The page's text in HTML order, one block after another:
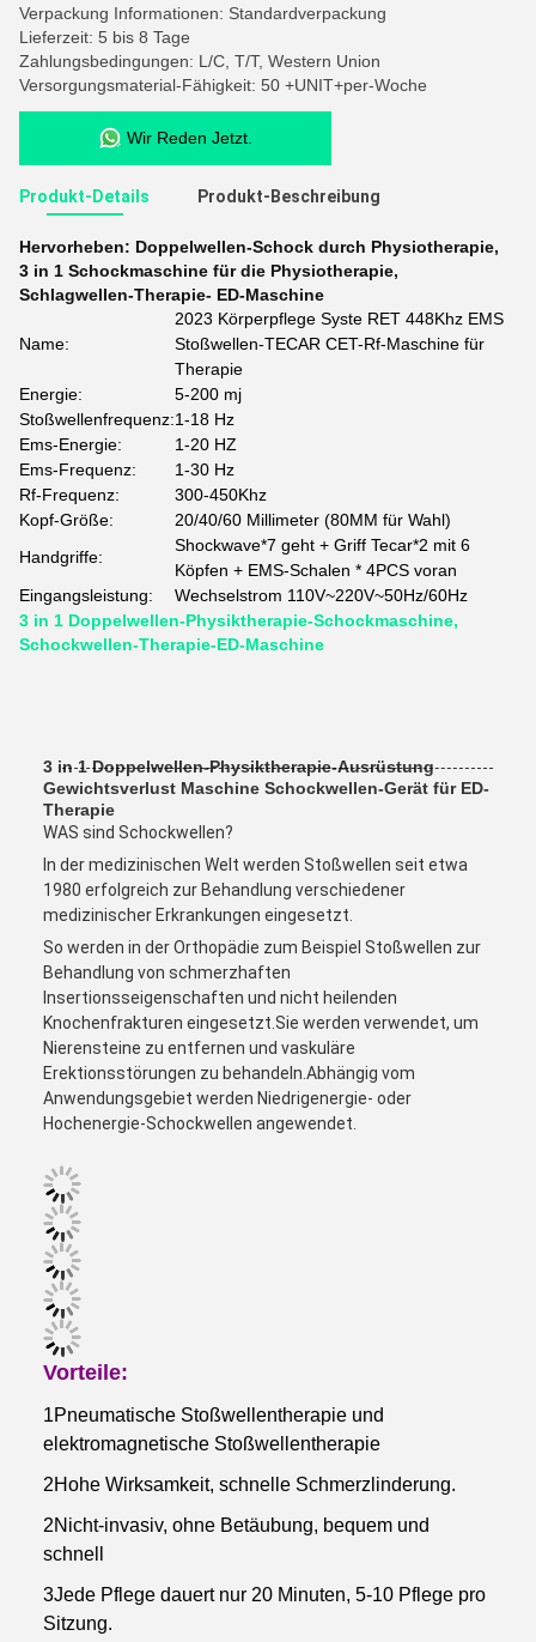
Verpackung Informationen: Standardverpackung
Lieferzeit: 5 bis 8 Tage
Zahlungsbedingungen: L/C, T/T, Western Union
Versorgungsmaterial-Fähigkeit: 50 +UNIT+per-Woche
Wir Reden Jetzt.
Produkt-Details Produkt-Beschreibung
Hervorheben: Doppelwellen-Schock durch Physiotherapie,
3 in 1 Schockmaschine für die Physiotherapie,
Schlagwellen-Therapie- ED-Maschine
Name:
2023 Körperpflege Syste RET 448Khz EMS
Stoßwellen-TECAR CET-Rf-Maschine für
Therapie
Energie:
5-200 mj
Stoßwellenfrequenz:1-18 Hz
Ems-Energie:
1-20 HZ
Ems-Frequenz:
1-30 Hz
Rf-Frequenz:
300-450Khz
Kopf-Größe:
20/40/60 Millimeter (80MM für Wahl)
Handgriffe:
Shockwave*7 geht + Griff Tecar*2 mit 6
Köpfen + EMS-Schalen * 4PCS voran
Eingangsleistung:
Wechselstrom 110V~220V~50Hz/60Hz
3 in 1 Doppelwellen-Physiktherapie-Schockmaschine,
Schockwellen-Therapie-ED-Maschine
3 in 1 Doppelwellen-Physiktherapie-Ausrüstung
Gewichtsverlust Maschine Schockwellen-Gerät für ED-
Therapie
WAS sind Schockwellen?
In der medizinischen Welt werden Stoßwellen seit etwa
1980 erfolgreich zur Behandlung verschiedener
medizinischer Erkrankungen eingesetzt.
So werden in der Orthopädie zum Beispiel Stoßwellen zur
Behandlung von schmerzhaften
Insertionsseigenschaften und nicht heilenden
Knochenfrakturen eingesetzt.Sie werden verwendet, um
Nierensteine zu entfernen und vaskuläre
Erektionsstörungen zu behandeln.Abhängig vom
Anwendungsgebiet werden Niedrigenergie- oder
Hochenergie-Schockwellen angewendet.
Vorteile:
1Pneumatische Stoßwellentherapie und
elektromagnetische Stoßwellentherapie
2Hohe Wirksamkeit, schnelle Schmerzlinderung.
2Nicht-invasiv, ohne Betäubung, bequem und
schnell
3Jede Pflege dauert nur 20 Minuten, 5-10 Pflege pro
Sitzung.